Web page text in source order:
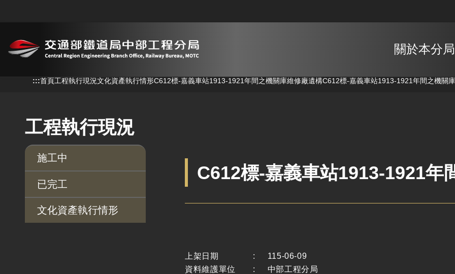
關於本分局
:::首頁工程執行現況文化資產執行情形C612標-嘉義車站1913-1921年間之機關庫維修廠遺構C612標-嘉義車站1913-1921年間之機關
工程執行現況
施工中
已完工
文化資產執行情形
C612標-嘉義車站1913-1921年
上架日期 :
115-06-09
資料維護單位
:
中部工程分局